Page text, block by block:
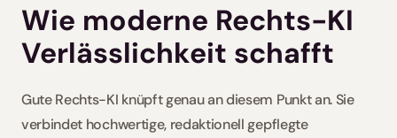
Wie moderne Rechts-KI
Verlässlichkeit schafft
Gute Rechts-KI knüpft genau an diesem Punkt an. Sie
verbindet hochwertige, redaktionell gepflegte